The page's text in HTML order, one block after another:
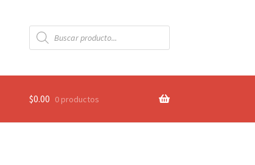
Búsqueda
de
productos
$0.00 0 productos